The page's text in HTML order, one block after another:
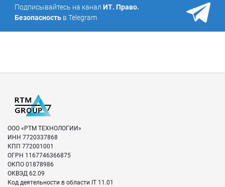
Подписывайтесь на канал ИТ. Право.
Безопасность в Telegram
ООО «РТМ ТЕХНОЛОГИИ»
ИНН 7720337868
КПП 772001001
ОГРН 1167746366875
ОКПО 01878986
ОКВЭД 62.09
Код деятельности в области IT 11.01